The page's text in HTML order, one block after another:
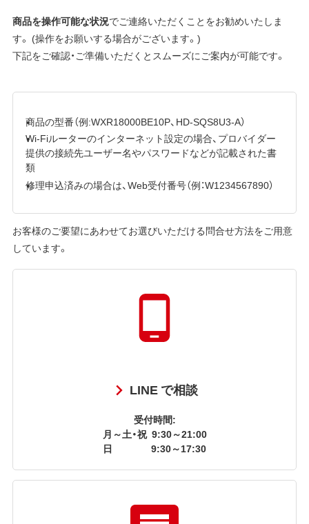
商品を操作可能な状況でご連絡いただくことをお勧めいたしま
す。 (操作をお願いする場合がございます。)
下記をご確認・ご準備いただくとスムーズにご案内が可能です。
商品の型番（例:WXR18000BE10P、HD-SQS8U3-A）
Wi-Fiルーターのインターネット設定の場合、プロバイダー
提供の接続先ユーザー名やパスワードなどが記載された書
類
修理申込済みの場合は、Web受付番号（例：W1234567890）
お客様のご要望にあわせてお選びいただける問合せ方法をご用意
しています。
LINE で相談
受付時間:
月～土・祝 9:30～21:00
日
9:30～17:30